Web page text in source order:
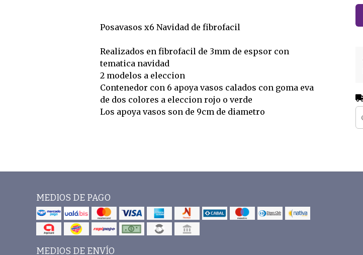
Posavasos x6 Navidad de fibrofacil
Realizados en fibrofacil de 3mm de espsor con
tematica navidad
2 modelos a eleccion
Contenedor con 6 apoya vasos calados con goma eva
de dos colores a eleccion rojo o verde
Los apoya vasos son de 9cm de diametro
MEDIOS DE PAGO
MEDIOS DE ENVÍO